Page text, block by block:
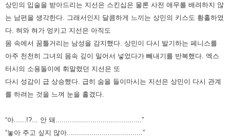
상민의 입술을 받아드리는 지선은 스킨십은 물론 사전 애무를 배려하지 않
는 남편을 생각한다. 그래서인지 달콤하게 느끼는 상민의 키스도 황홀하였
다. 혀와 혀가 엉키고 지선은 아직도
몸 속에서 꿈틀거리는 남성을 감지했다. 상민이 다시 발기하는 페니스를
아주 천천히 그녀의 몸속 깊이 밀어서 넣었다가 빼내기를 반복했다. 엑스
터시의 소용돌이에 휘말렸던 지선은 또
다시 성감이 급 상승했다. 급히 숨을 들이마시는 지선은 상민이 다시 관계
를 하려는 것을 느껴 눈을 흘겼다.
“아......!?... 안 돼..........................................”
“놓아 주고 싶지 않아.....................................”